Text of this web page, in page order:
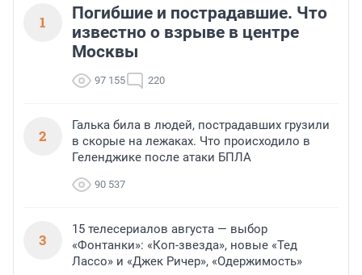
1
Погибшие и пострадавшие. Что
известно о взрыве в центре
Москвы
97 155 220
2
Галька била в людей, пострадавших грузили
в скорые на лежаках. Что происходило в
Геленджике после атаки БПЛА
90 537
3
15 телесериалов августа — выбор
«Фонтанки»: «Коп-звезда», новые «Тед
Лассо» и «Джек Ричер», «Одержимость»